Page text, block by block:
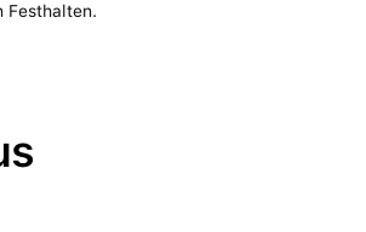
Festhalten.